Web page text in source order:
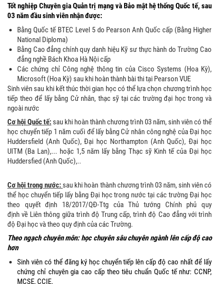
Tốt nghiệp Chuyên gia Quản trị mạng và Bảo mật hệ thống Quốc tế, sau
03 năm đầu sinh viên nhận được:
Bằng Quốc tế BTEC Level 5 do Pearson Anh Quốc cấp (Bằng Higher
National Diploma)
Bằng Cao đẳng chính quy danh hiệu Kỹ sư thực hành do Trường Cao
đẳng nghề Bách Khoa Hà Nội cấp
Các chứng chỉ Công nghệ thông tin của Cisco Systems (Hoa Kỳ),
Microsoft (Hoa Kỳ) sau khi hoàn thành bài thi tại Pearson VUE
Sinh viên sau khi kết thúc thời gian học có thể lựa chọn chương trình học
tiếp theo để lấy bằng Cử nhân, thạc sỹ tại các trường đại học trong và
ngoài nước
Cơ hội Quốc tế: sau khi hoàn thành chương trình 03 năm, sinh viên có thể
học chuyển tiếp 1 năm cuối để lấy bằng Cử nhân công nghệ của Đại học
Huddersfield (Anh Quốc), Đại học Northampton (Anh Quốc), Đại học
UITM (Ba Lan),... hoặc 1,5 năm lấy bằng Thạc sỹ Kinh tế của Đại học
Huddersfied (Anh Quốc),..
Cơ hội trong nước: sau khi hoàn thành chương trình 03 năm, sinh viên có
thể học chuyển tiếp lấy bằng Đại học trong nước tại các trường Đại học
theo quyết định 18/2017/QĐ-Ttg của Thủ tướng Chính phủ quy
định về Liên thông giữa trình độ Trung cấp, trình độ Cao đẳng với trình
độ Đại học và theo quy định của các Trường.
Theo ngạch chuyên môn: học chuyên sâu chuyên ngành lên cấp độ cao
hơn
Sinh viên có thể đăng ký học chuyển tiếp lên cấp độ cao nhất để lấy
chứng chỉ chuyên gia cao cấp theo tiêu chuẩn Quốc tế như: CCNP,
MCSE, CCIE.